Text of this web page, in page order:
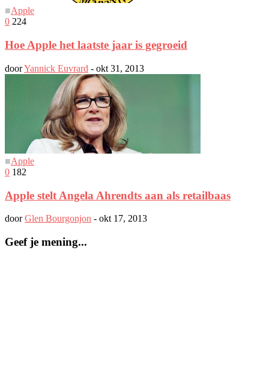
■Apple
0 224
Hoe Apple het laatste jaar is gegroeid
doorYannick Euvrard - okt 31, 2013
■Apple
0 182
Apple stelt Angela Ahrendts aan als retailbaas
doorGlen Bourgonjon - okt 17, 2013
Geef je mening...